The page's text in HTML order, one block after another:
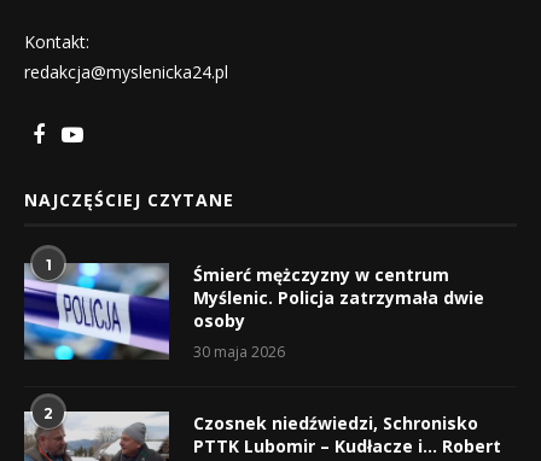
Kontakt:
redakcja@myslenicka24.pl
NAJCZĘŚCIEJ CZYTANE
1
Śmierć mężczyzny w centrum
Myślenic. Policja zatrzymała dwie
osoby
30 maja 2026
2
Czosnek niedźwiedzi, Schronisko
PTTK Lubomir – Kudłacze i… Robert